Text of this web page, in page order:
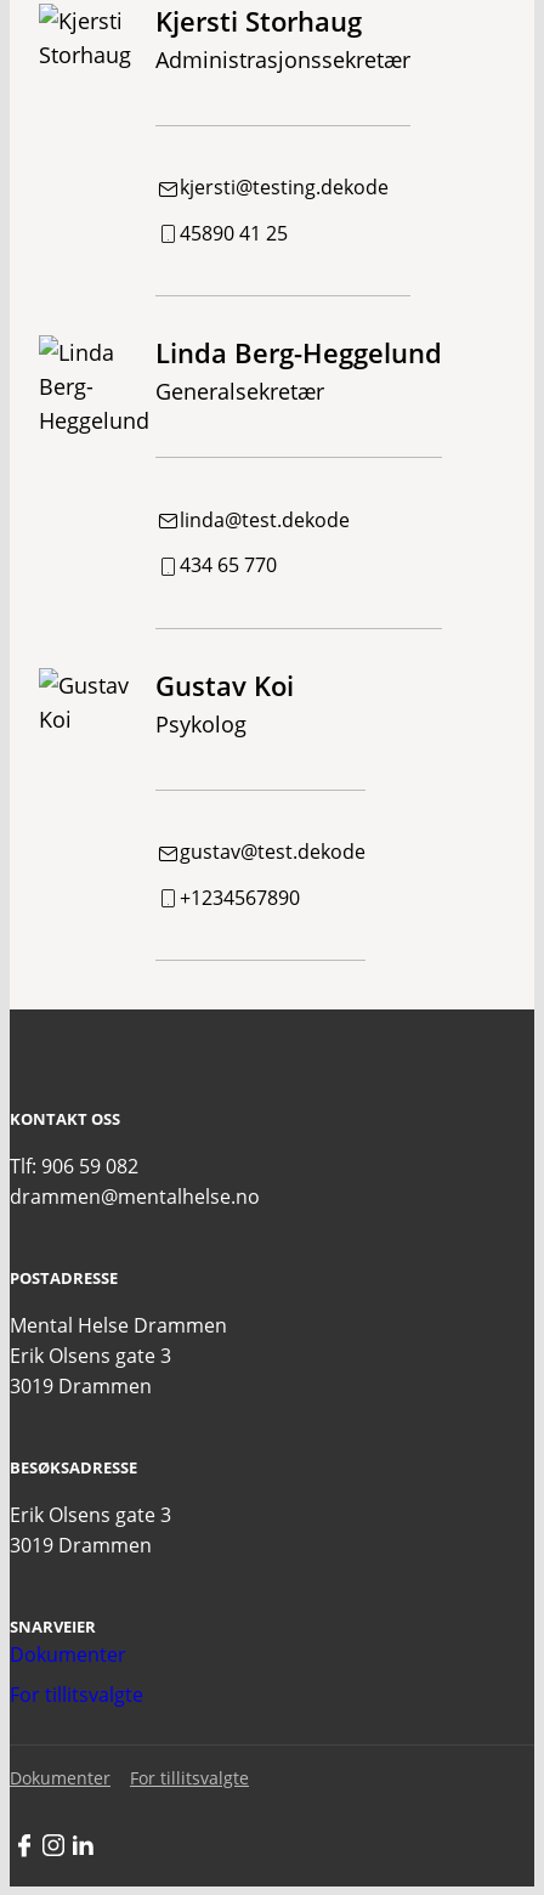
Kjersti Storhaug
Administrasjonssekretær
kjersti@testing.dekode
45890 41 25
Linda Berg-Heggelund
Generalsekretær
linda@test.dekode
434 65 770
Gustav Koi
Psykolog
gustav@test.dekode
+1234567890
KONTAKT OSS
Tlf: 906 59 082
drammen@mentalhelse.no
POSTADRESSE
Mental Helse Drammen
Erik Olsens gate 3
3019 Drammen
BESØKSADRESSE
Erik Olsens gate 3
3019 Drammen
SNARVEIER
Dokumenter
For tillitsvalgte
Dokumenter For tillitsvalgte